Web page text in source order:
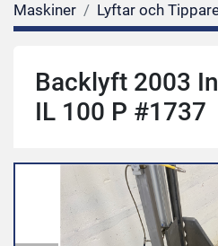
Maskiner Lyftar och
Backlyft 2003
IL 100 P #1737